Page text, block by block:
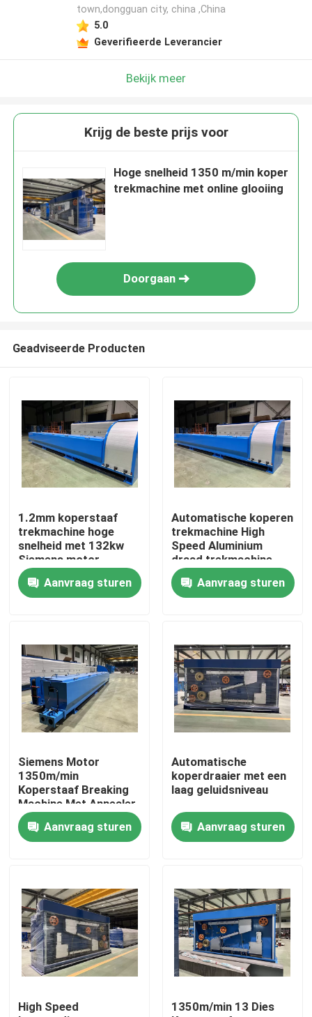
Producten
Video's
Fabriekstocht
Kwaliteitscontrole
Vraag een offerte
Cable Extruder Machine
Draadtrekkers
town,dongguan city, china ,China
5.0
Geverifieerde Leverancier
Bekijk meer
Krijg de beste prijs voor
Hoge snelheid 1350 m/min koper
trekmachine met online glooiing
Doorgaan
Geadviseerde Producten
1.2mm koperstaaf
trekmachine hoge
snelheid met 132kw
Siemens motor
Aanvraag sturen
Automatische koperen
trekmachine High
Speed Aluminium
draad trekmachine
Aanvraag sturen
Siemens Motor
1350m/min
Koperstaaf Breaking
Machine Met Annealer
Aanvraag sturen
Automatische
koperdraaier met een
laag geluidsniveau
Aanvraag sturen
High Speed
1350m/min 13 Dies